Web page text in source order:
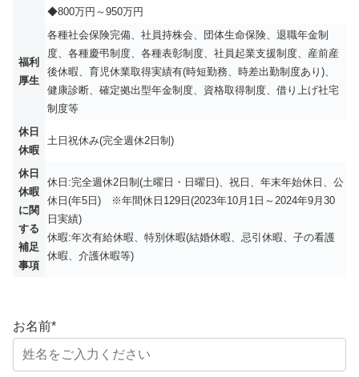
◆800万円～950万円
福利
厚生
各種社会保険完備、社員持株会、団体生命保険、退職年金制
度、各種慶弔制度、各種表彰制度、社員起業支援制度、産前産
後休暇、育児休業取得実績有(時短勤務、時差出勤制度あり)、
健康診断、確定拠出型年金制度、資格取得制度、借り上げ社宅
制度等
休日
休暇
土日祝休み(完全週休2日制)
休日
休暇
に関
する
補足
事項
休日:完全週休2日制(土曜日・日曜日)、祝日、年末年始休日、公
休日(年5日) ※年間休日129日(2023年10月1日～2024年9月30
日実績)
休暇:年次有給休暇、特別休暇(結婚休暇、忌引休暇、子の看護
休暇、介護休暇等)
お名前*